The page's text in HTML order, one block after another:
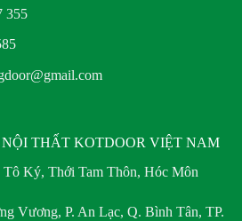
355
THẤT KOTDOOR VIỆT NAM
Tô Ký, Thới Tam Thôn, Hóc Môn
Vương, P. An Lạc, Q. Bình Tân, TP.